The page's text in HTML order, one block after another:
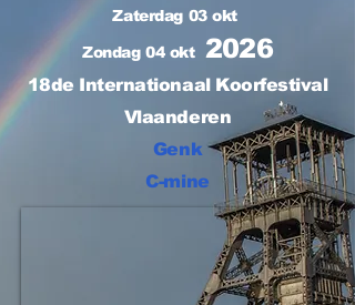
Zaterdag 03 okt
Zondag 04 okt 2026
18de Internationaal Koorfestival
Vlaanderen
Genk
C-mine